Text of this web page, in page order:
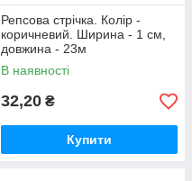
Репсова стрічка. Колір -
коричневий. Ширина - 1 см,
довжина - 23м
В наявності
32,20 ₴
Купити